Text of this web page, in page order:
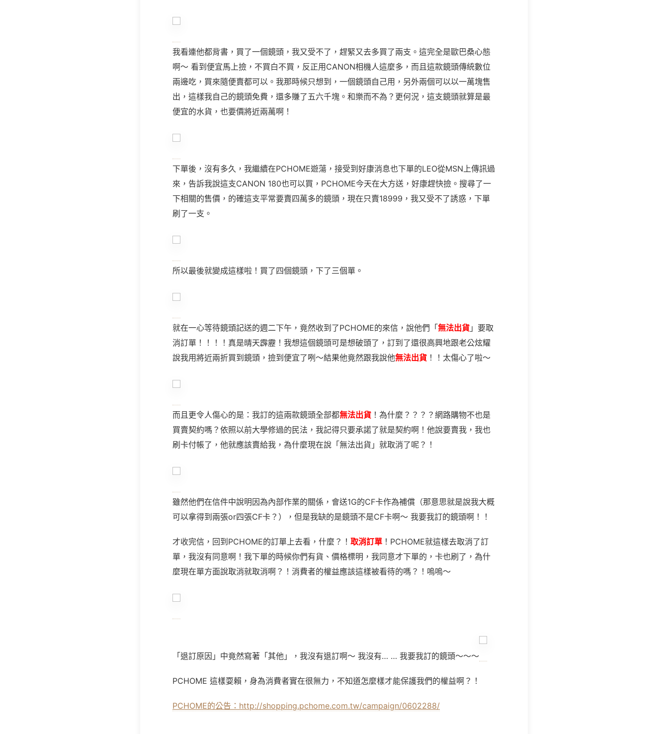
我看連他都背書，買了一個鏡頭，我又受不了，趕緊又去多買了兩支。這完全是歐巴桑心態
啊～ 看到便宜馬上撿，不買白不買，反正用CANON相機人這麼多，而且這款鏡頭傳統數位
兩邊吃，買來隨便賣都可以。我那時候只想到，一個鏡頭自己用，另外兩個可以以一萬塊售
出，這樣我自己的鏡頭免費，還多賺了五六千塊。和樂而不為？更何況，這支鏡頭就算是最
便宜的水貨，也要價將近兩萬啊！
下單後，沒有多久，我繼續在PCHOME遊蕩，接受到好康消息也下單的LEO從MSN上傳訊過
來，告訴我說這支CANON 180也可以買，PCHOME今天在大方送，好康趕快撿。搜尋了一
下相關的售價，的確這支平常要賣四萬多的鏡頭，現在只賣18999 ，我又受不了誘惑，下單
刷了一支。
所以最後就變成這樣啦！買了四個鏡頭，下了三個單。
就在一心等待鏡頭記送的週二下午，竟然收到了PCHOME的來信，說他們「 無法出貨 」要取
消訂單！！！！真是晴天霹靂！我想這個鏡頭可是想破頭了，訂到了還很高興地跟老公炫耀
說我用將近兩折買到鏡頭，撿到便宜了咧～結果他竟然跟我說他無法出貨 ！！太傷心了啦～
而且更令人傷心的是：我訂的這兩款鏡頭全部都無法出貨 ！為什麼？？？？網路購物不也是
買賣契約嗎？依照以前大學修過的民法，我記得只要承諾了就是契約啊！他說要賣我，我也
刷卡付帳了，他就應該賣給我，為什麼現在說「無法出貨」就取消了呢？！
雖然他們在信件中說明因為內部作業的關係，會送1G的CF卡作為補償（那意思就是說我大概
可以拿得到兩張or四張CF卡？），但是我缺的是鏡頭不是CF卡啊～ 我要我訂的鏡頭啊！！
才收完信，回到PCHOME的訂單上去看，什麼？！ 取消訂單 ！PCHOME就這樣去取消了訂
單，我沒有同意啊！我下單的時候你們有貨、價格標明，我同意才下單的，卡也刷了，為什
麼現在單方面說取消就取消啊？！消費者的權益應該這樣被看待的嗎？！嗚嗚～
「退訂原因」中竟然寫著「其他」，我沒有退訂啊～ 我沒有… … 我要我訂的鏡頭～～～
PCHOME 這樣耍賴，身為消費者實在很無力，不知道怎麼樣才能保護我們的權益啊？！
PCHOME的公告：http://shopping.pchome.com.tw/campaign/0602288/